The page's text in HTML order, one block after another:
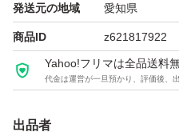
【毎日の習慣だからこその
だからこそこだわった12種
着色料・香料・保存料・調
苦味料・光沢剤・酸味料・
発送元の地域 愛知県
商品ID z621817922
Yahoo!フリマは全品送料
代金は運営が一旦預かり、評価後、
出品者